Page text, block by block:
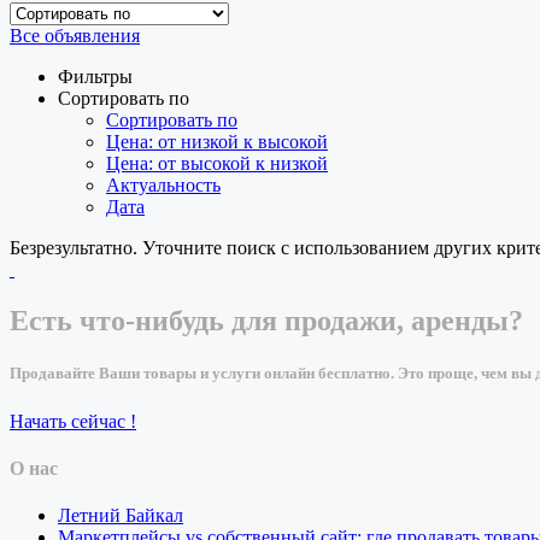
Все объявления
Фильтры
Сортировать по
Сортировать по
Цена: от низкой к высокой
Цена: от высокой к низкой
Актуальность
Дата
Безрезультатно. Уточните поиск с использованием других
Есть что-нибудь для продажи, аренды?
Продавайте Ваши товары и услуги онлайн бесплатно. Это проще, чем вы
Начать сейчас !
О нас
Летний Байкал